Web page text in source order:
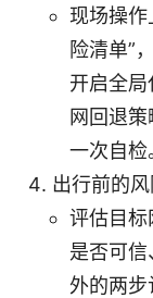
现场操作
险清单”
开启全
网回退
一次自检
出行前的
评估目
是否可
外的两步